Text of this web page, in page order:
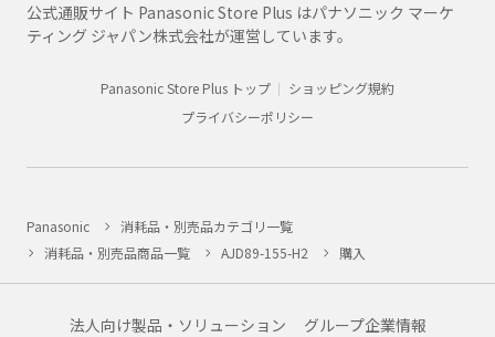
公式通販サイト Panasonic Store Plus はパナソニック マーケ
ティング ジャパン株式会社が運営しています。
Panasonic Store Plus トップ
ショッピング規約
プライバシーポリシー
Panasonic
消耗品・別売品カテゴリ一覧
消耗品・別売品商品一覧
AJD89-155-H2 購入
法人向け製品・ソリューション グループ企業情報